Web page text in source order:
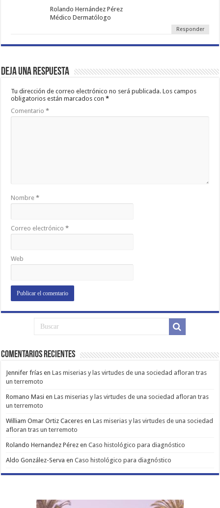
Rolando Hernández Pérez
Médico Dermatólogo
Responder
Deja una respuesta
Tu dirección de correo electrónico no será publicada. Los campos
obligatorios están marcados con*
Comentario*
Nombre*
Correo electrónico*
Web
Comentarios Recientes
Jennifer frías enLas miserias y las virtudes de una sociedad afloran tras
un terremoto
Romano Masi enLas miserias y las virtudes de una sociedad afloran tras
un terremoto
William Omar Ortiz Caceres enLas miserias y las virtudes de una sociedad
afloran tras un terremoto
Rolando Hernandez Pérez enCaso histológico para diagnóstico
Aldo González-Serva enCaso histológico para diagnóstico